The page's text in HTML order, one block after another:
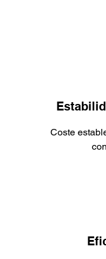
Coste